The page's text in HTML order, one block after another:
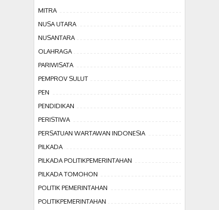
MITRA
NUSA UTARA
NUSANTARA
OLAHRAGA
PARIWISATA
PEMPROV SULUT
PEN
PENDIDIKAN
PERISTIWA
PERSATUAN WARTAWAN INDONESIA
PILKADA
PILKADA POLITIKPEMERINTAHAN
PILKADA TOMOHON
POLITIK PEMERINTAHAN
POLITIKPEMERINTAHAN